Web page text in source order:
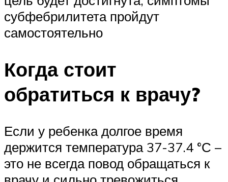
субфебрилитета пройдут
самостоятельно
Когда стоит
обратиться к врачу?
Если у ребенка долгое время
держится температура 37-37.4 °С –
это не всегда повод обращаться к